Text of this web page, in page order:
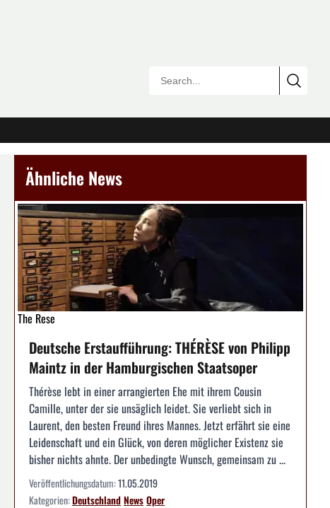
Ähnliche News
The Rese
Deutsche Erstaufführung: THÉRÈSE von Philipp
Maintz in der Hamburgischen Staatsoper
Thérèse lebt in einer arrangierten Ehe mit ihrem Cousin
Camille, unter der sie unsäglich leidet. Sie verliebt sich in
Laurent, den besten Freund ihres Mannes. Jetzt erfährt sie eine
Leidenschaft und ein Glück, von deren möglicher Existenz sie
bisher nichts ahnte. Der unbedingte Wunsch, gemeinsam zu ...
Veröffentlichungsdatum:11.05.2019
Kategorien:DeutschlandNewsOper